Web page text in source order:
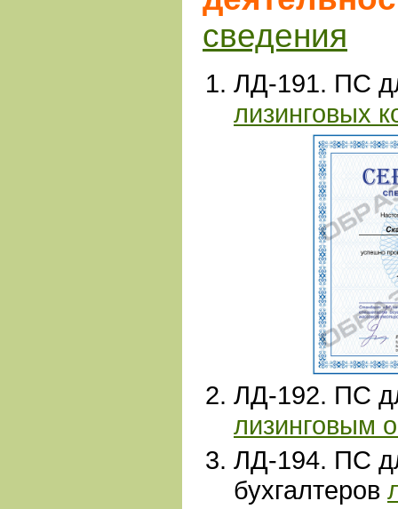
сведения
ЛД-191. ПС
лизинговых
ЛД-192. ПС
лизинговым
ЛД-194. ПС
бухгалтеров